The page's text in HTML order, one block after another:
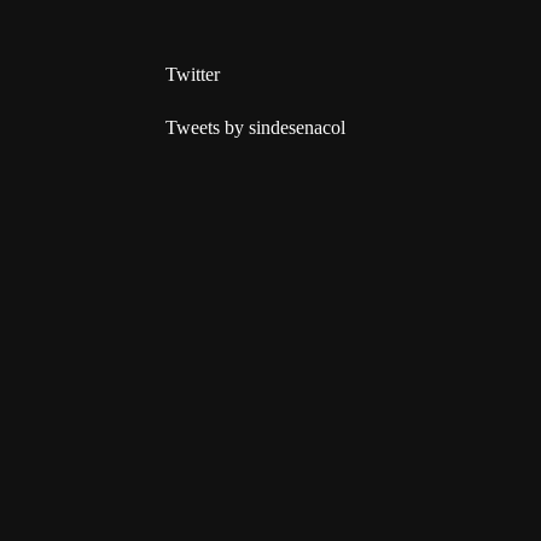
Twitter
Tweets by sindesenacol